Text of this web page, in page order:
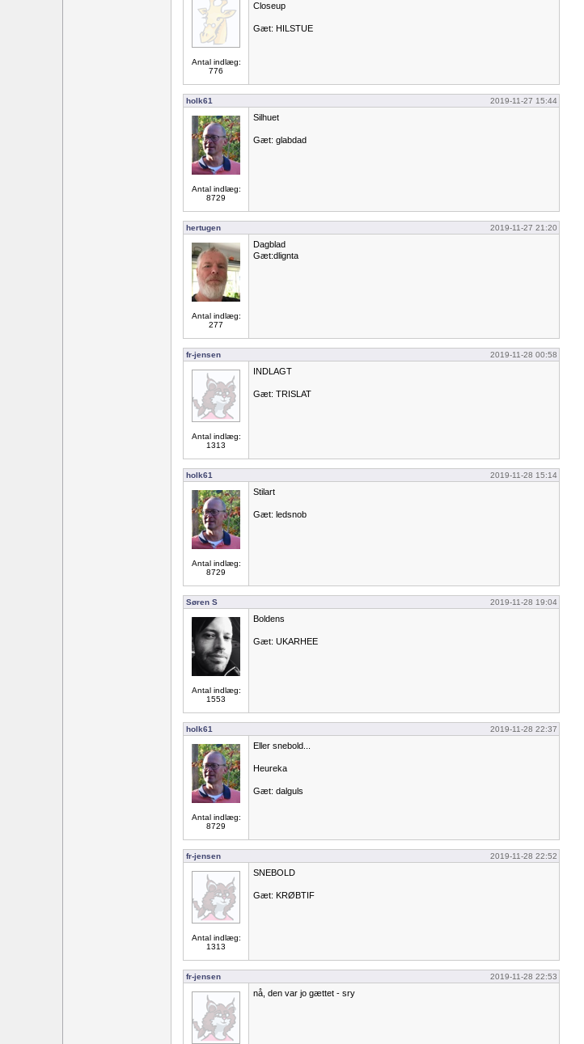
Antal indlæg:
776
Closeup
Gæt: HILSTUE
holk61 2019-11-27 15:44
Antal indlæg:
8729
Silhuet
Gæt: glabdad
hertugen 2019-11-27 21:20
Antal indlæg:
277
Dagblad
Gæt:dlignta
fr-jensen 2019-11-28 00:58
Antal indlæg:
1313
INDLAGT
Gæt: TRISLAT
holk61 2019-11-28 15:14
Antal indlæg:
8729
Stilart
Gæt: ledsnob
Søren S 2019-11-28 19:04
Antal indlæg:
1553
Boldens
Gæt: UKARHEE
holk61 2019-11-28 22:37
Antal indlæg:
8729
Eller snebold...
Heureka
Gæt: dalguls
fr-jensen 2019-11-28 22:52
Antal indlæg:
1313
SNEBOLD
Gæt: KRØBTIF
fr-jensen 2019-11-28 22:53
nå, den var jo gættet - sry